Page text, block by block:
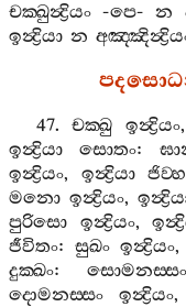
චක‍්ඛුන්‍ද්‍රියං -පෙ-න
ඉන්‍ද්‍රියා න
47.චක‍්ඛු ඉන්‍ද්‍රියං
ඉන්‍ද්‍රියා
සොතං:
ඉන්‍ද්‍රියං, ඉන්‍ද්‍රියා
මනො ඉන්‍ද්‍රියං,
පුරිසො
ඉන්‍ද්‍රියං,
ජීවිතං:සුඛං ඉන්‍ද්‍රියං
දුක‍්ඛං: සොමනස‍්සං
දොමනස‍්සං
ඉන්‍ද්‍රියං,